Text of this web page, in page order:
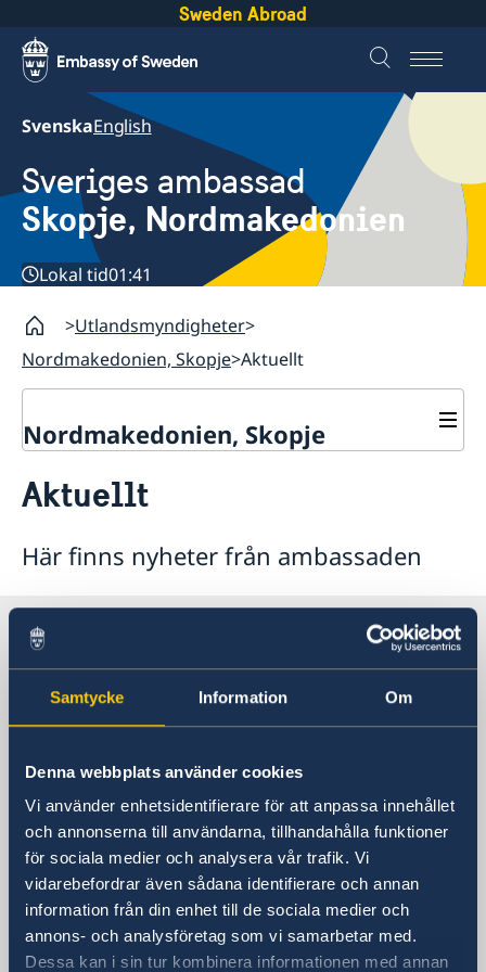
Samtycke Information Om
Denna webbplats använder cookies
Vi använder enhetsidentifierare för att anpassa innehållet
och annonserna till användarna, tillhandahålla funktioner
för sociala medier och analysera vår trafik. Vi
vidarebefordrar även sådana identifierare och annan
information från din enhet till de sociala medier och
annons- och analysföretag som vi samarbetar med.
Dessa kan i sin tur kombinera informationen med annan
Sweden Abroad
SvenskaEnglish
Sveriges ambassad
Skopje, Nordmakedonien
Lokal tid01:41
Utlandsmyndigheter
Nordmakedonien, Skopje Aktuellt
Nordmakedonien, Skopje
Ambassadör
Kontakt / Öppettider
Så stöttar vi svenska företag
Vi är en resurs för svenska företag
Team Sweden
Så kan du få stöd
Svenska företag i Nordmakedonien
Anmäl handelshinder
Ny handelskammare grundad för att stärka banden
mellan Sverige och Nordmakedonien
Nyheter
Vad som gäller för uppe­hålls­till­stånd för besök
Viktig information för migrationsärenden och pass
Migrationsärenden för personer lagligen bosatta i
Ukraina och Georgien
Rösta i Nordmakedonien
Sveriges utvecklingssamarbete i
Nordmakedonien
Aktuellt
Här finns nyheter från ambassaden
Sverige i Nordmakedonien,
Skopje
Sveriges ambassad i Skopje
Besöksadress
8ma Udarna Brigada No.2
Skopje
Postadress
Embassy of Sweden
8ma Udarna Brigada No.2
1000 Skopje